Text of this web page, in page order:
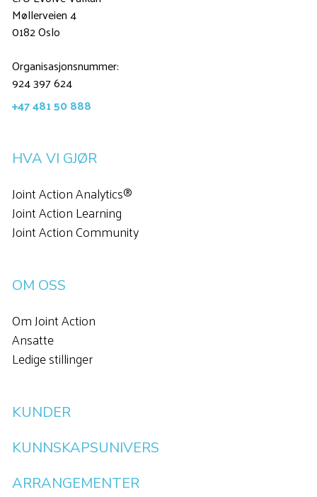
Møllerveien 4
0182 Oslo
Organisasjonsnummer:
924 397 624
+47 481 50 888
HVA VI GJØR
Joint Action Analytics®
Joint Action Learning
Joint Action Community
OM OSS
Om Joint Action
Ansatte
Ledige stillinger
KUNDER
KUNNSKAPSUNIVERS
ARRANGEMENTER